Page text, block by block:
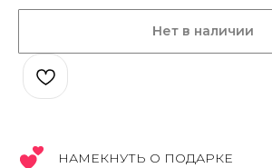
Нет в наличии
НАМЕКНУТЬ О ПОДАРКЕ